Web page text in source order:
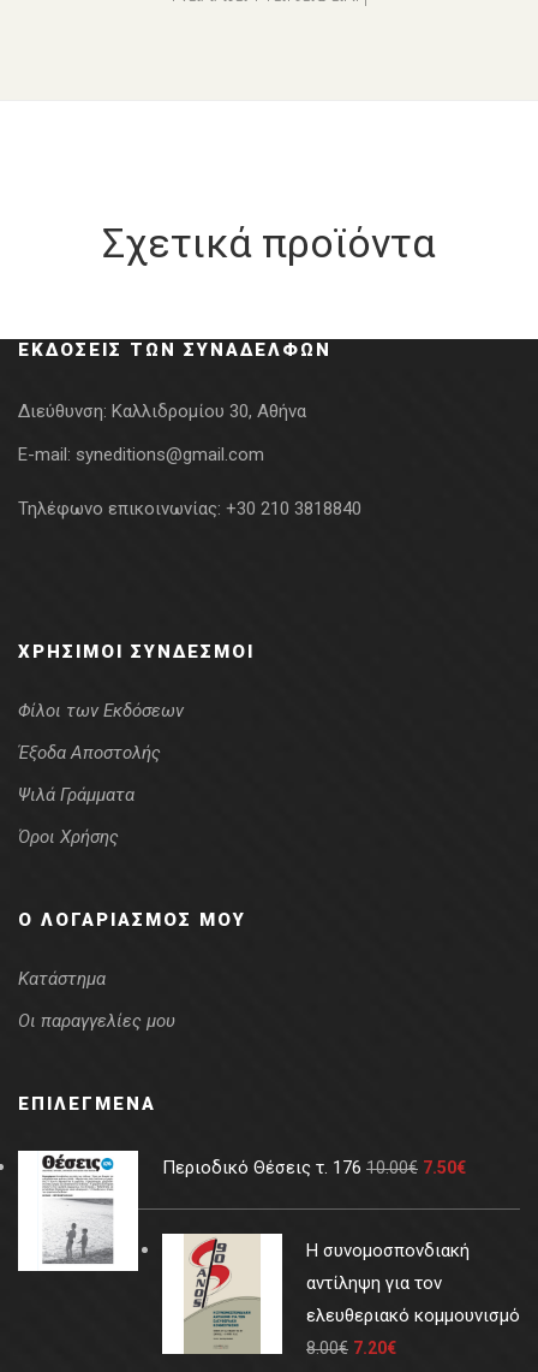
Σχετικά προϊόντα
ΕΚΔΌΣΕΙΣ ΤΩΝ ΣΥΝΑΔΈΛΦΩΝ
Διεύθυνση: Καλλιδρομίου 30, Αθήνα
E-mail: syneditions@gmail.com
Τηλέφωνο επικοινωνίας: +30 210 3818840
ΧΡΉΣΙΜΟΙ ΣΎΝΔΕΣΜΟΙ
Φίλοι των Εκδόσεων
Έξοδα Αποστολής
Ψιλά Γράμματα
Όροι Χρήσης
Ο ΛΟΓΑΡΙΑΣΜΌΣ ΜΟΥ
Κατάστημα
Οι παραγγελίες μου
ΕΠΙΛΕΓΜΈΝΑ
Περιοδικό Θέσεις τ. 176 10.00€ 7.50€
Η συνομοσπονδιακή
αντίληψη για τον
ελευθεριακό κομμουνισμό
8.00€ 7.20€